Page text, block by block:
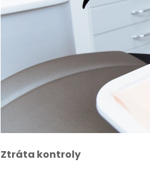
Ztráta kontroly